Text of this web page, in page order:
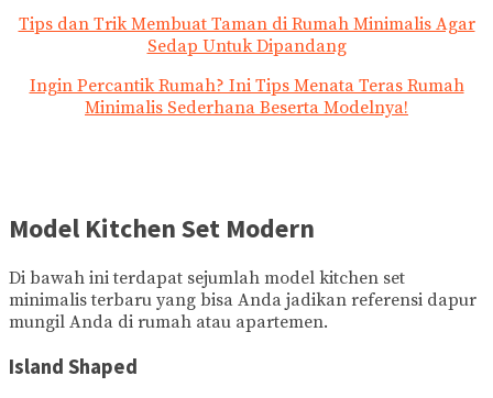
Tips dan Trik Membuat Taman di Rumah Minimalis Agar
Sedap Untuk Dipandang
Ingin Percantik Rumah? Ini Tips Menata Teras Rumah
Minimalis Sederhana Beserta Modelnya!
Model Kitchen Set Modern
Di bawah ini terdapat sejumlah model kitchen set
minimalis terbaru yang bisa Anda jadikan referensi dapur
mungil Anda di rumah atau apartemen.
Island Shaped